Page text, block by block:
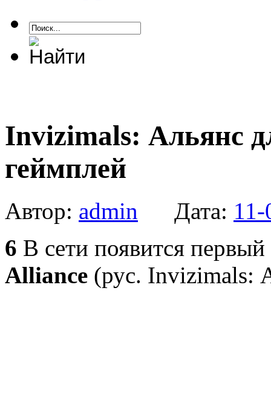
Invizimals: Альянс
геймплей
Автор: admin Дата:
6 В сети появится
Alliance (рус. Invizimals: